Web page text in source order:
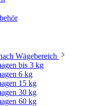
Wägebereich
bis 3 kg
6 kg
15 kg
30 kg
60 kg